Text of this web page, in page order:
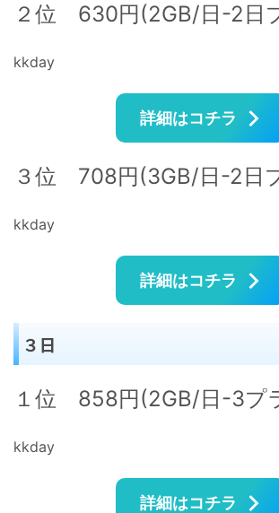
２位 630円(2GB/日-2日
kkday
詳細はコチラ
３位 708円(3GB/日-2日
kkday
詳細はコチラ
３日
１位 858円(2GB/日-3プ
kkday
詳細はコチラ